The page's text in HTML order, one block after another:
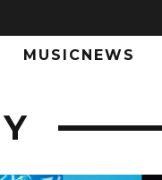
MUSICNEWS